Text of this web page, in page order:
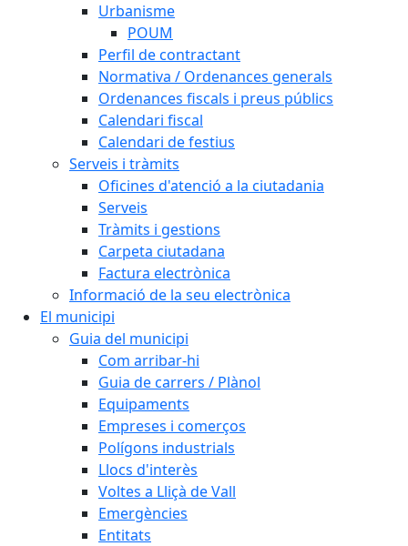
Urbanisme
POUM
Perfil de contractant
Normativa / Ordenances generals
Ordenances fiscals i preus públics
Calendari fiscal
Calendari de festius
Serveis i tràmits
Oficines d'atenció a la ciutadania
Serveis
Tràmits i gestions
Carpeta ciutadana
Factura electrònica
Informació de la seu electrònica
El municipi
Guia del municipi
Com arribar-hi
Guia de carrers / Plànol
Equipaments
Empreses i comerços
Polígons industrials
Llocs d'interès
Voltes a Lliçà de Vall
Emergències
Entitats